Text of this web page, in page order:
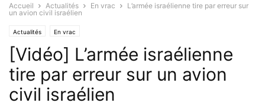
Accueil Actualités En vrac
L’armée israélienne tire par erreur sur
un avion civil israélien
Actualités En vrac
[Vidéo] L’armée israélienne
tire par erreur sur un avion
civil israélien